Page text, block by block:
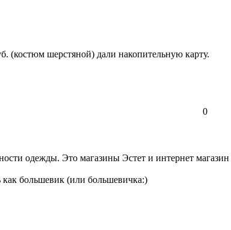
(костюм шерстяной) дали накопительную карту.
0
одежды. Это магазины Эстет и интернет
как большевик (или большевичка:)